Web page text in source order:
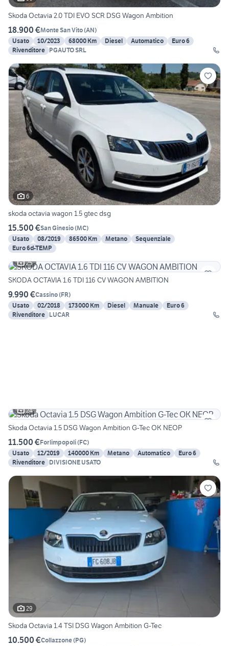
Skoda Octavia 2.0 TDI EVO SCR DSG Wagon Ambition
18.900 €Monte San Vito(AN)
Usato
10/2023 68000 Km Diesel Automatico
Euro 6
Rivenditore PGAUTO SRL
6
skoda octavia wagon 1.5 gtec dsg
15.500 €San Ginesio(MC)
Usato
08/2019 86500 Km Metano
Sequenziale
Euro 6d-TEMP
25
SKODA OCTAVIA 1.6 TDI 116 CV WAGON AMBITION
9.990 €Cassino(FR)
Usato
02/2018 173000 Km Diesel Manuale
Euro 6
Rivenditore LUCAR
24
Skoda Octavia 1.5 DSG Wagon Ambition G-Tec OK NEOP
11.500 €Forlimpopoli(FC)
Usato
12/2019 140000 Km Metano Automatico
Euro 6
Rivenditore DIVISIONE USATO
29
Skoda Octavia 1.4 TSI DSG Wagon Ambition G-Tec
10.500 €Collazzone(PG)